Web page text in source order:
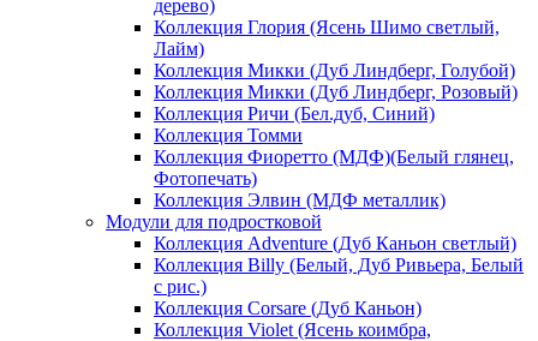
дерево)
Коллекция Глория (Ясень Шимо светлый,
Лайм)
Коллекция Микки (Дуб Линдберг, Голубой)
Коллекция Микки (Дуб Линдберг, Розовый)
Коллекция Ричи (Бел.дуб, Синий)
Коллекция Томми
Коллекция Фиоретто (МДФ)(Белый глянец,
Фотопечать)
Коллекция Элвин (МДФ металлик)
Модули для подростковой
Коллекция Adventure (Дуб Каньон светлый)
Коллекция Billy (Белый, Дуб Ривьера, Белый
с рис.)
Коллекция Corsare (Дуб Каньон)
Коллекция Violet (Ясень коимбра,